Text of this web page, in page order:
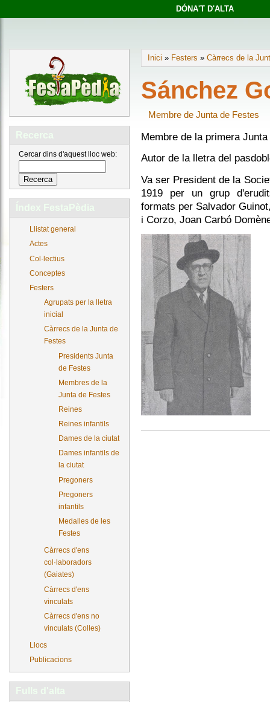
DÓNA'T D'ALTA
Recerca
Cercar dins d'aquest lloc web:
Índex FestaPèdia
Llistat general
Actes
Col·lectius
Conceptes
Festers
Agrupats per la lletra
inicial
Càrrecs de la Junta de
Festes
Presidents Junta
de Festes
Membres de la
Junta de Festes
Reines
Reines infantils
Dames de la ciutat
Dames infantils de
la ciutat
Pregoners
Pregoners
infantils
Medalles de les
Festes
Càrrecs d'ens
col·laboradors
(Gaiates)
Càrrecs d'ens
vinculats
Càrrecs d'ens no
vinculats (Colles)
Llocs
Publicacions
Fulls d'alta
Inici » Festers » Càrrecs de la
Sánchez
Membre de Junta de Festes
Membre de la primera
Autor de la lletra del
Va ser President de la
1919 per un grup
formats per Salvador
i Corzo, Joan Carbó